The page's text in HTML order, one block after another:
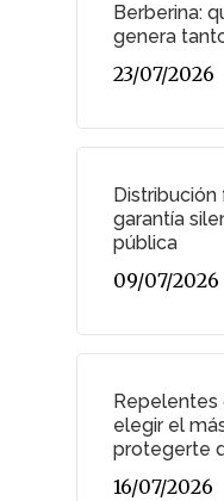
Berberina:
genera
23/07/2026
garantía
pública
09/07/2026
elegir el
protegerte
16/07/2026